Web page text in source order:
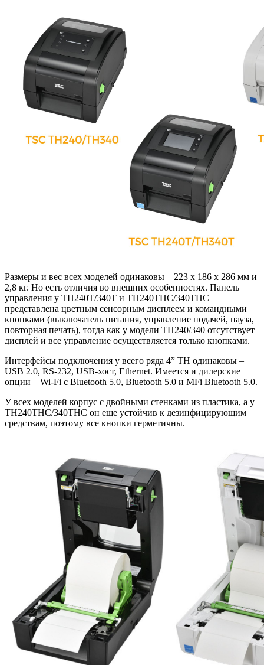
Размеры и вес всех моделей одинаковы – 223 x 186 x 286 мм и
2,8 кг. Но есть отличия во внешних особенностях. Панель
управления у ТН240Т/340Т и ТН240ТНС/340ТНС
представлена цветным сенсорным дисплеем и командными
кнопками (выключатель питания, управление подачей, пауза,
повторная печать), тогда как у модели ТН240/340 отсутствует
дисплей и все управление осуществляется только кнопками.
Интерфейсы подключения у всего ряда 4” TH одинаковы –
USB 2.0, RS-232, USB-хост, Ethernet. Имеется и дилерские
опции – Wi-Fi с Bluetooth 5.0, Bluetooth 5.0 и MFi Bluetooth 5.0.
У всех моделей корпус с двойными стенками из пластика, а у
TH240THC/340THC он еще устойчив к дезинфицирующим
средствам, поэтому все кнопки герметичны.